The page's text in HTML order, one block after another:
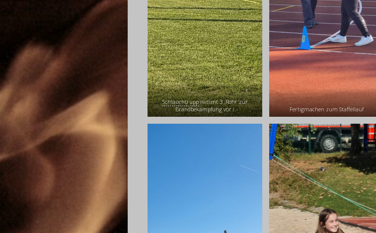
Schlauchtruppnimmt 3 .Rohr zur
Brandbekämpfung vor !
Fertigmachen zum Staffellauf